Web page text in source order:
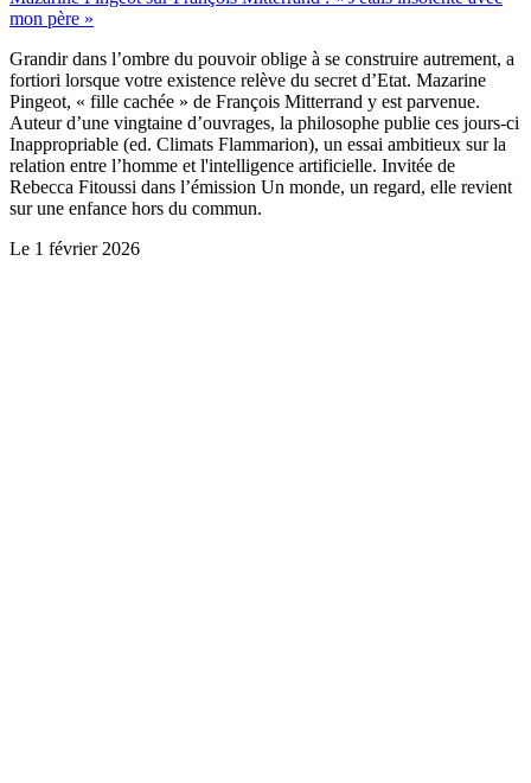
mon père »
Grandir dans l’ombre du pouvoir oblige à se construire autrement, a
fortiori lorsque votre existence relève du secret d’Etat. Mazarine
Pingeot, « fille cachée » de François Mitterrand y est parvenue.
Auteur d’une vingtaine d’ouvrages, la philosophe publie ces jours-ci
Inappropriable (ed. Climats Flammarion), un essai ambitieux sur la
relation entre l’homme et l'intelligence artificielle. Invitée de
Rebecca Fitoussi dans l’émission Un monde, un regard, elle revient
sur une enfance hors du commun.
Le 1 février 2026